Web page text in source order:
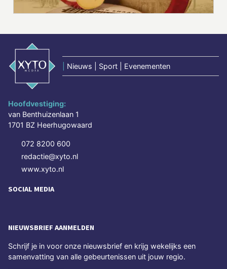
Nieuws | Sport | Evenementen
Hoofdvestiging:
van Benthuizenlaan 1
1701 BZ Heerhugowaard
072 8200 600
redactie@xyto.nl
www.xyto.nl
SOCIAL MEDIA
NIEUWSBRIEF AANMELDEN
Schrijf je in voor onze nieuwsbrief en krijg wekelijks een
samenvatting van alle gebeurtenissen uit jouw regio.